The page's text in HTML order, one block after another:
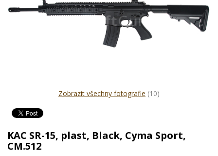
Zobrazit všechny fotografie (10)
KAC SR-15, plast, Black, Cyma Sport,
CM.512